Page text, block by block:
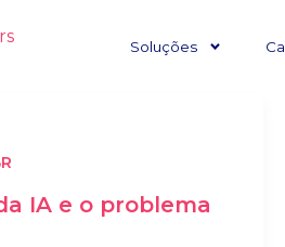
Soluções
IA e o problema